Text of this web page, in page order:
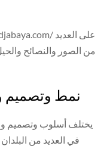
من الصور والنصائح
نمط وتصميم
يختلف أسلوب وتصميم
في العديد من